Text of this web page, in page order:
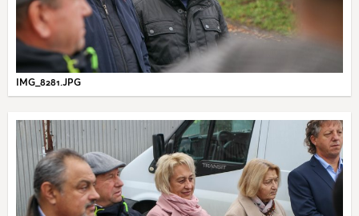
IMG_8281.JPG